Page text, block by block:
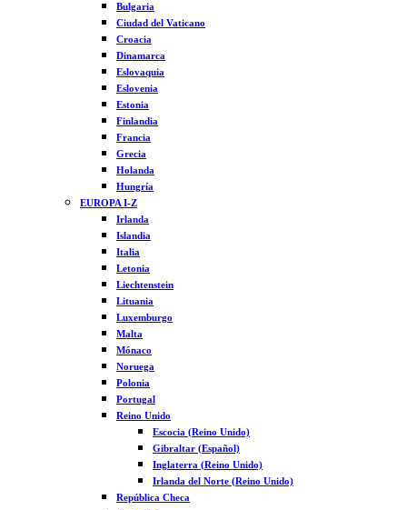
Bulgaria
Ciudad del Vaticano
Croacia
Dinamarca
Eslovaquia
Eslovenia
Estonia
Finlandia
Francia
Grecia
Holanda
Hungría
EUROPA I-Z
Irlanda
Islandia
Italia
Letonia
Liechtenstein
Lituania
Luxemburgo
Malta
Mónaco
Noruega
Polonia
Portugal
Reino Unido
Escocia (Reino Unido)
Gibraltar (Español)
Inglaterra (Reino Unido)
Irlanda del Norte (Reino Unido)
República Checa